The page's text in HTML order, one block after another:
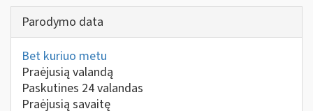
Parodymo data
Bet kuriuo metu
Praėjusią valandą
Paskutines 24 valandas
Praėjusią savaitę